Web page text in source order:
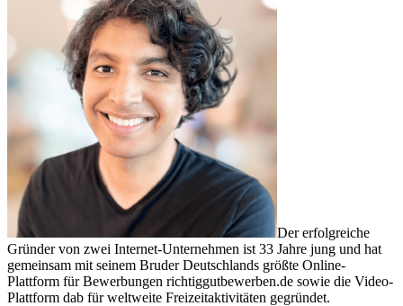
Der erfolgreiche
Gründer von zwei Internet-Unternehmen ist 33 Jahre jung und hat
gemeinsam mit seinem Bruder Deutschlands größte Online-
Plattform für Bewerbungen richtiggutbewerben.de sowie die Video-
Plattform dab für weltweite Freizeitaktivitäten gegründet.